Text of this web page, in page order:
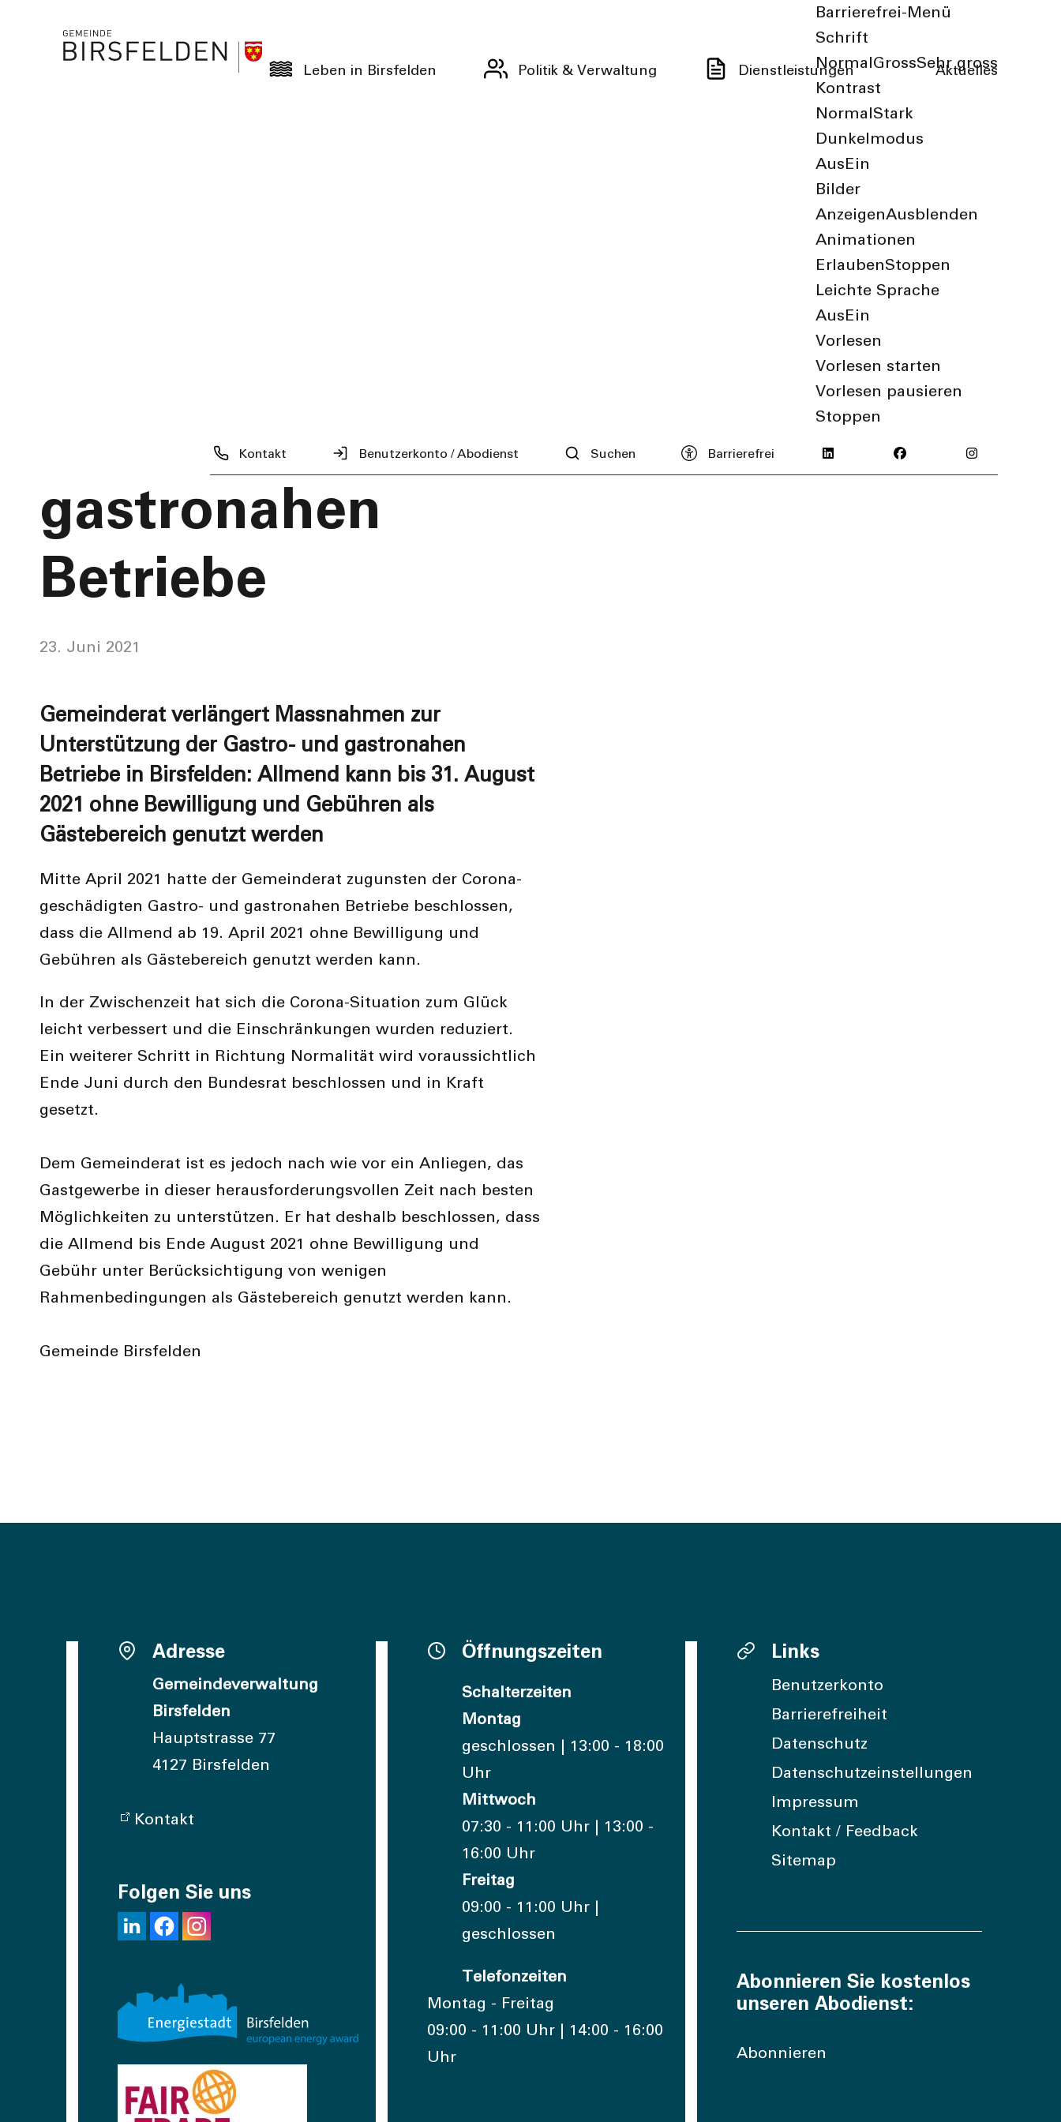
Barrierefrei-Menü
Schrift
Normal GrossSehr gross
Kontrast
Normal Stark
Dunkelmodus
Aus Ein
Bilder
AnzeigenAusblenden
Animationen
ErlaubenStoppen
Leichte Sprache
Aus Ein
Vorlesen
Vorlesen starten
Vorlesen pausieren
Stoppen
Kontakt Benutzerkonto / Abodienst Suchen Barrierefrei
Leben in Birsfelden Politik & Verwaltung Dienstleistungen Aktuelles
Gastro- und
gastronahen
Betriebe
23. Juni 2021
Gemeinderat verlängert Massnahmen zur
Unterstützung der Gastro- und gastronahen
Betriebe in Birsfelden: Allmend kann bis 31. August
2021 ohne Bewilligung und Gebühren als
Gästebereich genutzt werden
Mitte April 2021 hatte der Gemeinderat zugunsten der Corona-
geschädigten Gastro- und gastronahen Betriebe beschlossen,
dass die Allmend ab 19. April 2021 ohne Bewilligung und
Gebühren als Gästebereich genutzt werden kann.
In der Zwischenzeit hat sich die Corona-Situation zum Glück
leicht verbessert und die Einschränkungen wurden reduziert.
Ein weiterer Schritt in Richtung Normalität wird voraussichtlich
Ende Juni durch den Bundesrat beschlossen und in Kraft
gesetzt.
Dem Gemeinderat ist es jedoch nach wie vor ein Anliegen, das
Gastgewerbe in dieser herausforderungsvollen Zeit nach besten
Möglichkeiten zu unterstützen. Er hat deshalb beschlossen, dass
die Allmend bis Ende August 2021 ohne Bewilligung und
Gebühr unter Berücksichtigung von wenigen
Rahmenbedingungen als Gästebereich genutzt werden kann.
Gemeinde Birsfelden
Adresse
Gemeindeverwaltung
Birsfelden
Hauptstrasse 77
4127 Birsfelden
Kontakt
Folgen Sie uns
Öffnungszeiten
Schalterzeiten
Montag
geschlossen | 13:00 - 18:00
Uhr
Mittwoch
07:30 - 11:00 Uhr | 13:00 -
16:00 Uhr
Freitag
09:00 - 11:00 Uhr |
geschlossen
Telefonzeiten
Montag - Freitag
09:00 - 11:00 Uhr | 14:00 - 16:00
Uhr
Links
Benutzerkonto
Barrierefreiheit
Datenschutz
Datenschutzeinstellungen
Impressum
Kontakt / Feedback
Sitemap
Abonnieren Sie kostenlos
unseren Abodienst:
Abonnieren